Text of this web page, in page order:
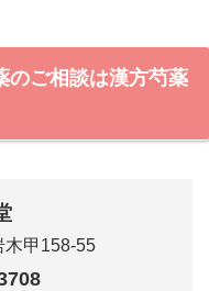
のご相談は漢方芍薬
木甲158-55